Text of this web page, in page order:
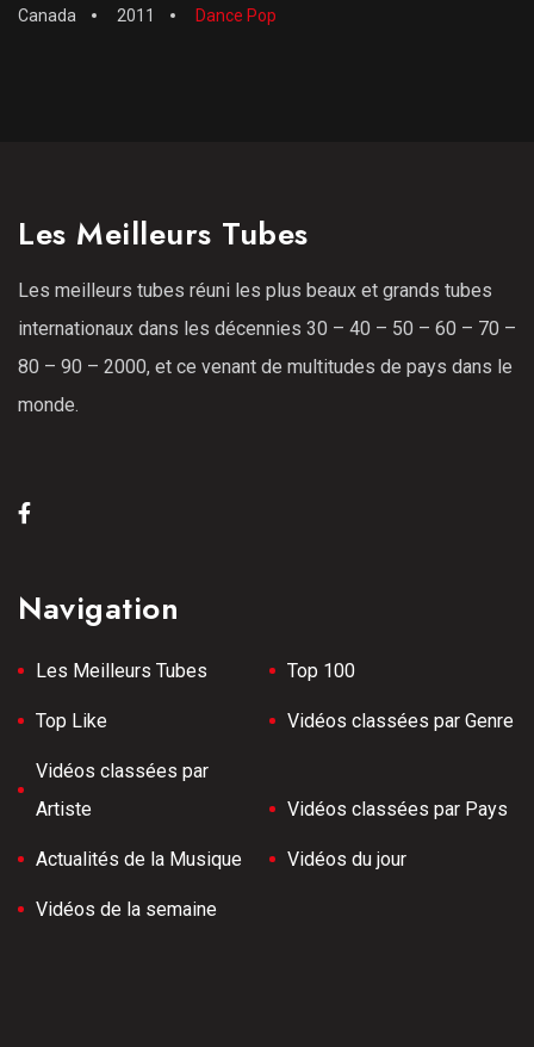
Canada 2011 Dance Pop
Les Meilleurs Tubes
Les meilleurs tubes réuni les plus beaux et grands tubes
internationaux dans les décennies 30 – 40 – 50 – 60 – 70 –
80 – 90 – 2000, et ce venant de multitudes de pays dans le
monde.
Navigation
Les Meilleurs Tubes Top 100
Top Like Vidéos classées par Genre
Vidéos classées par
Artiste
Vidéos classées par Pays
Actualités de la Musique Vidéos du jour
Vidéos de la semaine